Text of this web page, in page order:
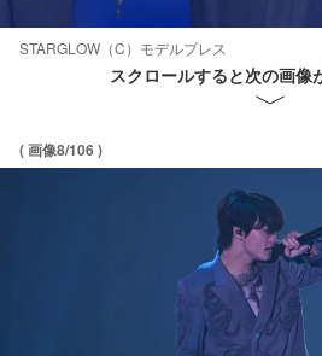
STARGLOW（C）モデルプレス
スクロールすると次の画像
( 画像8/106 )